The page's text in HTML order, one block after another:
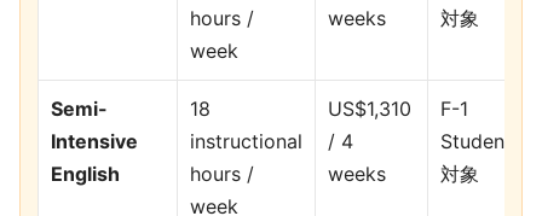
hours /
week
weeks
対象
Semi-
Intensive
English
18
instructional
hours /
week
US$1,310
/ 4
weeks
F-1
Student
対象